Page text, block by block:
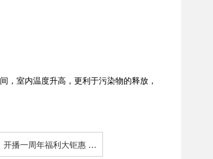
，室内温度升高，更利于污染物的释放，
播一周年福利大钜惠 全